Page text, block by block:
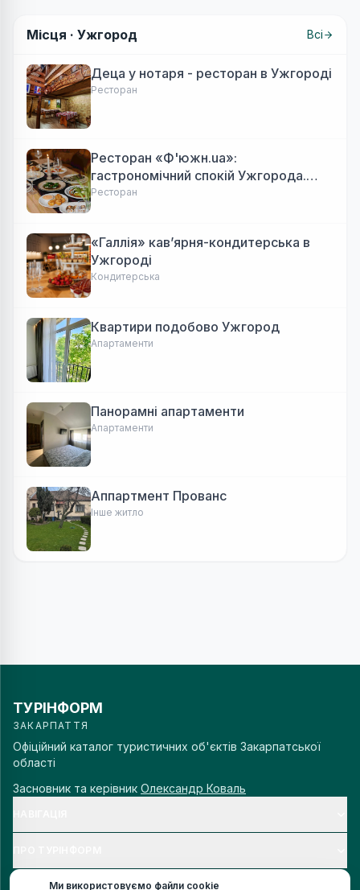
Місця · Ужгород Всі
Деца у нотаря - ресторан в Ужгороді
Ресторан
Ресторан «Ф'южн.ua»:
гастрономічний спокій Ужгорода.
Авторська локальна кухня, затишок
Ресторан
«Галлія» кав’ярня-кондитерська в
Ужгороді
Кондитерська
Квартири подобово Ужгород
Апартаменти
Панорамні апартаменти
Апартаменти
Аппартмент Прованс
Інше житло
ТУРІНФОРМ
ЗАКАРПАТТЯ
Офіційний каталог туристичних об'єктів Закарпатської
області
Засновник та керівник Олександр Коваль
Ми використовуємо файли cookie